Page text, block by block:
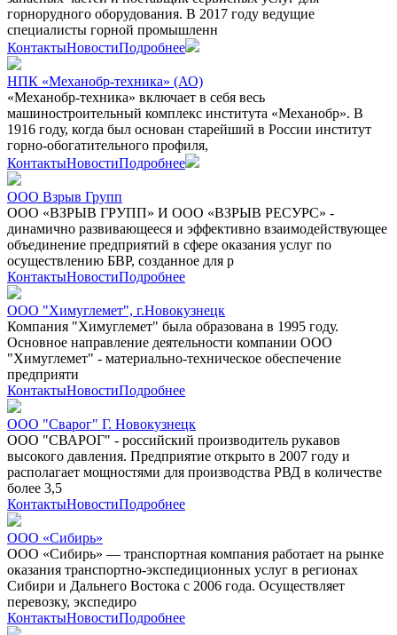
горнорудного оборудования. В 2017 году ведущие
специалисты горной промышленн
КонтактыНовостиПодробнее
НПК «Механобр-техника» (АО)
«Механобр-техника» включает в себя весь
машиностроительный комплекс института «Механобр». В
1916 году, когда был основан старейший в России институт
горно-обогатительного профиля,
КонтактыНовостиПодробнее
ООО Взрыв Групп
ООО «ВЗРЫВ ГРУПП» И ООО «ВЗРЫВ РЕСУРС» -
динамично развивающееся и эффективно взаимодействующее
объединение предприятий в сфере оказания услуг по
осуществлению БВР, созданное для р
КонтактыНовостиПодробнее
ООО "Химуглемет", г.Новокузнецк
Компания "Химуглемет" была образована в 1995 году.
Основное направление деятельности компании ООО
"Химуглемет" - материально-техническое обеспечение
предприяти
КонтактыНовостиПодробнее
ООО "Сварог" Г. Новокузнецк
ООО "СВАРОГ" - российский производитель рукавов
высокого давления. Предприятие открыто в 2007 году и
располагает мощностями для производства РВД в количестве
более 3,5
КонтактыНовостиПодробнее
ООО «Сибирь»
ООО «Сибирь» — транспортная компания работает на рынке
оказания транспортно-экспедиционных услуг в регионах
Сибири и Дальнего Востока с 2006 года. Осуществляет
перевозку, экспедиро
КонтактыНовостиПодробнее